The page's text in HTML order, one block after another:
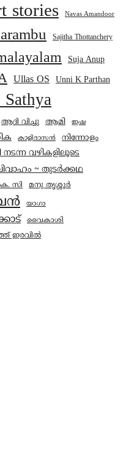
stories Navas Amandoor
Sajitha Thottanchery
Suja Anup
Ullas OS Unni K Parthan
ആദി വിച്ചു ആമി ഇഷ
കാളിദാസൻ നിന്നോളം
നടന്ന വഴികളിലൂടെ
~ തുടർക്കഥ
സി
മനു തൃശ്ശൂർ
യാഗാ
വൈകാശി
ഇരവിൽ